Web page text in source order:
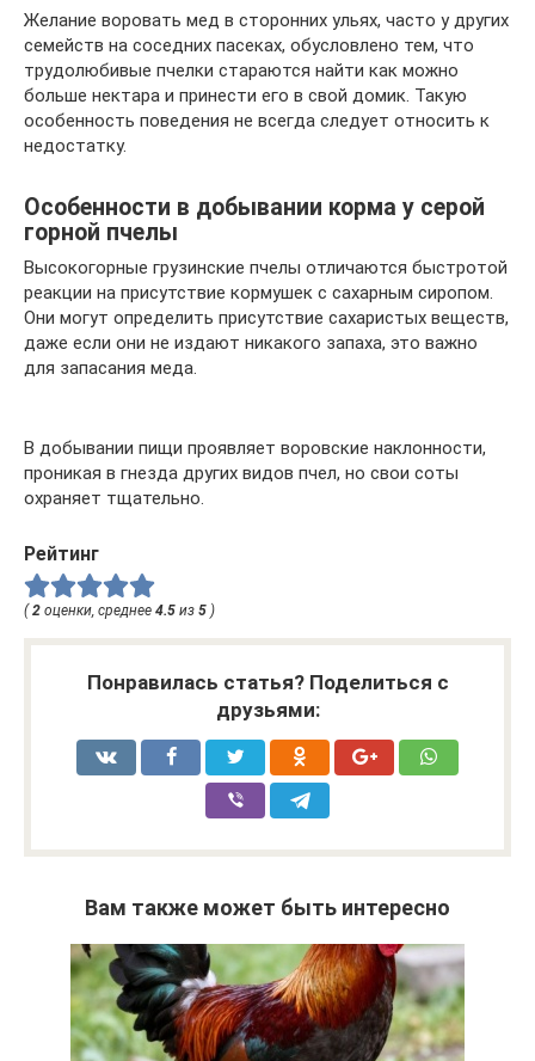
Желание воровать мед в сторонних ульях, часто у других
семейств на соседних пасеках, обусловлено тем, что
трудолюбивые пчелки стараются найти как можно
больше нектара и принести его в свой домик. Такую
особенность поведения не всегда следует относить к
недостатку.
Особенности в добывании корма у серой
горной пчелы
Высокогорные грузинские пчелы отличаются быстротой
реакции на присутствие кормушек с сахарным сиропом.
Они могут определить присутствие сахаристых веществ,
даже если они не издают никакого запаха, это важно
для запасания меда.
В добывании пищи проявляет воровские наклонности,
проникая в гнезда других видов пчел, но свои соты
охраняет тщательно.
Рейтинг
( 2 оценки, среднее 4.5 из 5 )
Понравилась статья? Поделиться с
друзьями:
Вам также может быть интересно